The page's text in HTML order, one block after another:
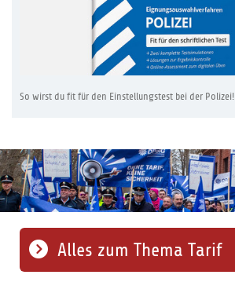
So wirst du fit für den Einstellungstest bei der Polizei!
Alles zum Thema Tarif